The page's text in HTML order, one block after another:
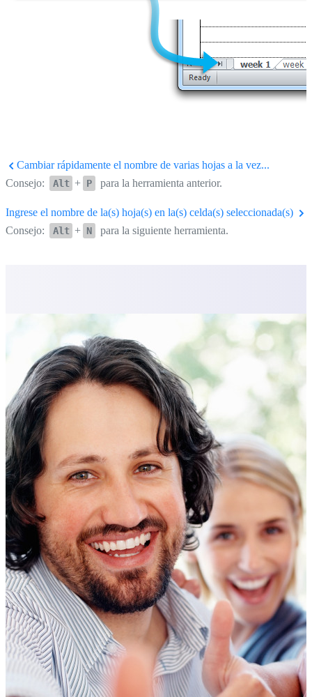
Cambiar rápidamente el nombre de varias hojas a la vez...
Consejo:
Alt + P para la herramienta anterior.
Ingrese el nombre de la(s) hoja(s) en la(s) celda(s) seleccionada(s)
Consejo:
Alt + N para la siguiente herramienta.